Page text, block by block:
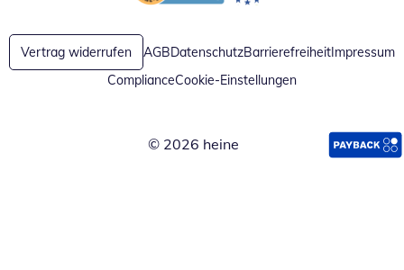
Öffnet in neuem FensterÖffnet in neuem Fenster
Vertrag widerrufen AGBDatenschutzBarrierefreiheitImpressum
ComplianceCookie-Einstellungen
© 2026 heine